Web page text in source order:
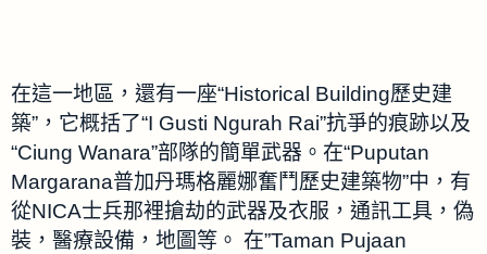
在這一地區，還有一座“Historical Building歷史建
築”，它概括了“I Gusti Ngurah Rai”抗爭的痕跡以及
“Ciung Wanara”部隊的簡單武器。在“Puputan
Margarana普加丹瑪格麗娜奮鬥歷史建築物”中，有
從NICA士兵那裡搶劫的武器及衣服，通訊工具，偽
裝，醫療設備，地圖等。 在”Taman Pujaan